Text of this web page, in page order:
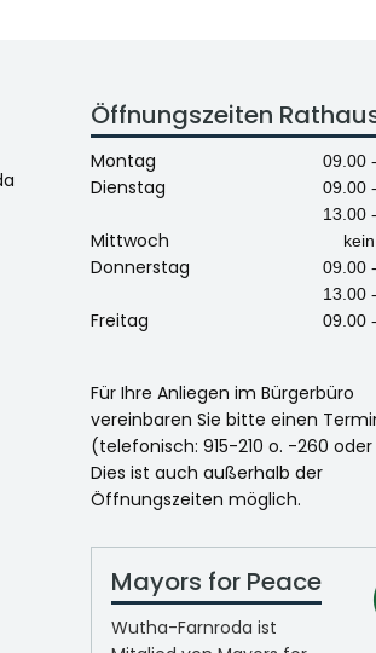
Öffnungszeiten
Montag 09.00
Dienstag
09.00
13.00
Mittwoch
Donnerstag
09.00
13.00
Freitag 09.00
Für Ihre Anliegen im Bürgerbüro
vereinbaren Sie bitte einen
(telefonisch: 915-210 o. -260
Dies ist auch außerhalb der
Öffnungszeiten möglich.
Mayors for Peace
Wutha-Farnroda ist